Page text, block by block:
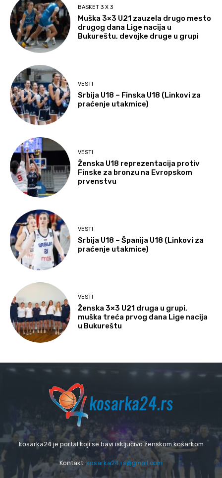
BASKET 3 X 3
Muška 3×3 U21 zauzela drugo mesto
drugog dana Lige nacija u
Bukureštu, devojke druge u grupi
VESTI
Srbija U18 – Finska U18 (Linkovi za
praćenje utakmice)
VESTI
Ženska U18 reprezentacija protiv
Finske za bronzu na Evropskom
prvenstvu
VESTI
Srbija U18 – Španija U18 (Linkovi za
praćenje utakmice)
VESTI
Ženska 3×3 U21 druga u grupi,
muška treća prvog dana Lige nacija
u Bukureštu
kosarka24 je portal koji se bavi isključivo ženskom košarkom
Kontakt: kosarka24.rs@gmail.com